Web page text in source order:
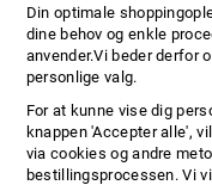
Din optimale
dine behov og enkle
anvender.Vi beder derfor
personlige valg.
For at kunne vise dig
knappen 'Accepter alle',
via cookies og andre
bestillingsprocessen. Vi